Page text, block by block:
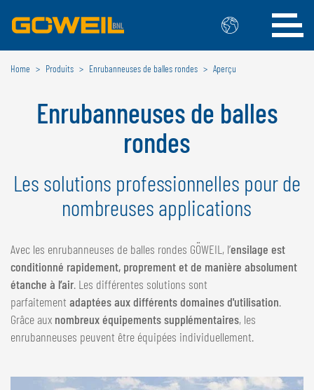
Choisissez votre langue/votre pays
INTERNATIONAL
DEUTSCH
ESPAÑOL
ČESKÝ
BELGIQUE
GÖWEIL BNL
NEDERLANDS
FRANÇAIS
Home Produits Enrubanneuses de balles rondes Aperçu
Enrubanneuses de balles
rondes
Les solutions professionnelles pour de
nombreuses applications
Avec les enrubanneuses de balles rondes GÖWEIL, l’ensilage est
conditionné rapidement, proprement et de manière absolument
étanche à l’air. Les différentes solutions sont
parfaitement adaptées aux différents domaines d'utilisation.
Grâce aux nombreux équipements supplémentaires, les
enrubanneuses peuvent être équipées individuellement.